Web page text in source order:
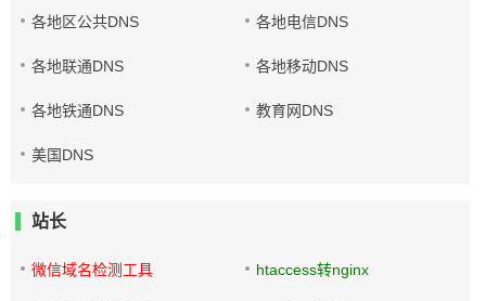
各地区公共DNS 各地电信DNS
各地联通DNS 各地移动DNS
各地铁通DNS 教育网DNS
美国DNS
站长
微信域名检测工具 htaccess转nginx